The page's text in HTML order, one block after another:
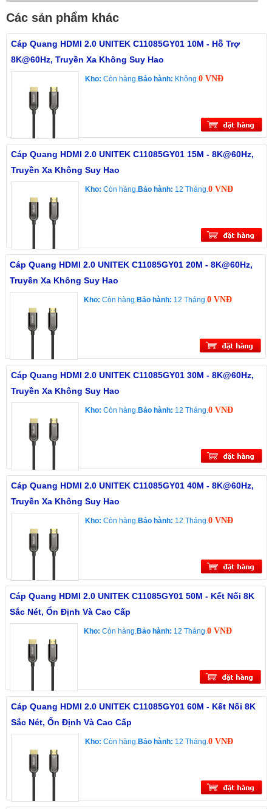
Các sản phẩm khác
Cáp Quang HDMI 2.0 UNITEK C11085GY01 10M - Hỗ Trợ
8K@60Hz, Truyền Xa Không Suy Hao
Kho: Còn hàng.Bảo hành: Không.0 VNĐ
Cáp Quang HDMI 2.0 UNITEK C11085GY01 15M - 8K@60Hz,
Truyền Xa Không Suy Hao
Kho: Còn hàng.Bảo hành: 12 Tháng.0 VNĐ
Cáp Quang HDMI 2.0 UNITEK C11085GY01 20M - 8K@60Hz,
Truyền Xa Không Suy Hao
Kho: Còn hàng.Bảo hành: 12 Tháng.0 VNĐ
Cáp Quang HDMI 2.0 UNITEK C11085GY01 30M - 8K@60Hz,
Truyền Xa Không Suy Hao
Kho: Còn hàng.Bảo hành: 12 Tháng.0 VNĐ
Cáp Quang HDMI 2.0 UNITEK C11085GY01 40M - 8K@60Hz,
Truyền Xa Không Suy Hao
Kho: Còn hàng.Bảo hành: 12 Tháng.0 VNĐ
Cáp Quang HDMI 2.0 UNITEK C11085GY01 50M - Kết Nối 8K
Sắc Nét, Ổn Định Và Cao Cấp
Kho: Còn hàng.Bảo hành: 12 Tháng.0 VNĐ
Cáp Quang HDMI 2.0 UNITEK C11085GY01 60M - Kết Nối 8K
Sắc Nét, Ổn Định Và Cao Cấp
Kho: Còn hàng.Bảo hành: 12 Tháng.0 VNĐ